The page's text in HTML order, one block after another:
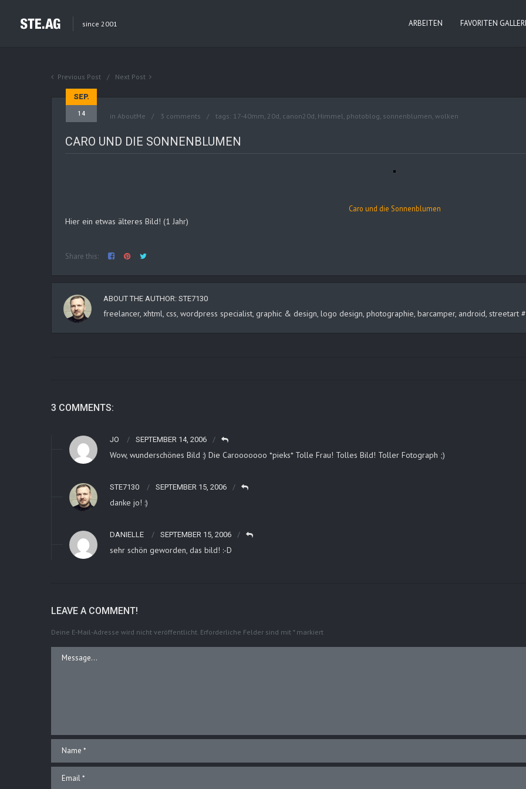
since 2001 ARBEITEN FAVORITEN
Previous Post Next Post
SEP.
14 in AboutMe 3 comments tags: 17-40mm, 20d, canon20d, Himmel, photoblog, sonnenblumen, wolken
CARO UND DIE SONNENBLUMEN
Caro und die Sonnenblumen
Hier ein etwas älteres Bild! (1 Jahr)
Share this:
ABOUT THE AUTHOR: STE7130
freelancer, xhtml, css, wordpress specialist, graphic & design, logo design, photographie, barcamper, android, streetart
3 COMMENTS:
JO SEPTEMBER 14, 2006
Wow, wunderschönes Bild :) Die Carooooooo *pieks* Tolle Frau! Tolles Bild! Toller Fotograph ;)
STE7130 SEPTEMBER 15, 2006
danke jo! :)
DANIELLE SEPTEMBER 15, 2006
sehr schön geworden, das bild! :-D
LEAVE A COMMENT!
Deine E-Mail-Adresse wird nicht veröffentlicht. Erforderliche Felder sind mit *markiert